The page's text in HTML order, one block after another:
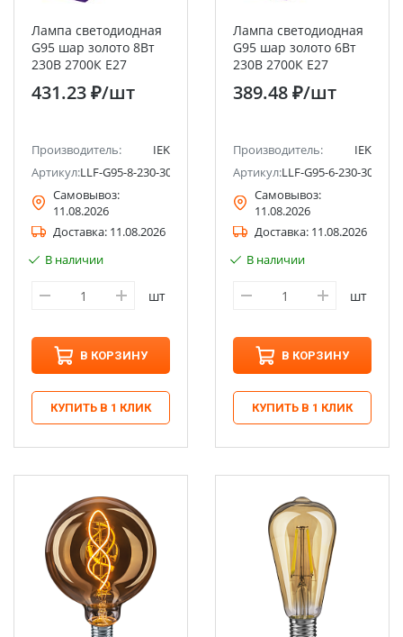
Лампа светодиодная
G95 шар золото 8Вт
230В 2700К E27
Filament IEK
431.23 ₽/шт
Производитель:
IEK
Артикул:LLF-G95-8-230-30-E27-CLG
Самовывоз:
11.08.2026
Доставка: 11.08.2026
В наличии
шт
В КОРЗИНУ
КУПИТЬ В 1 КЛИК
Лампа светодиодная
G95 шар золото 6Вт
230В 2700К E27
Filament IEK
389.48 ₽/шт
Производитель:
IEK
Артикул:LLF-G95-6-230-30-E27-
Самовывоз:
11.08.2026
Доставка: 11.08.2026
В наличии
шт
В КОРЗИНУ
КУПИТЬ В 1 КЛИК